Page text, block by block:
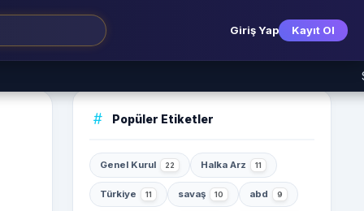
Giriş Yap Kayıt Ol
SPK
Popüler Etiketler
Genel Kurul 22 Halka Arz 11
Türkiye 11 savaş 10 abd 9